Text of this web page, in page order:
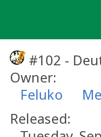
#102 -
Owner:
Feluko
Released: